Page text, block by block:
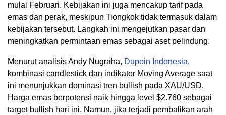
mulai Februari. Kebijakan ini juga mencakup tarif pada
emas dan perak, meskipun Tiongkok tidak termasuk dalam
kebijakan tersebut. Langkah ini mengejutkan pasar dan
meningkatkan permintaan emas sebagai aset pelindung.
Menurut analisis Andy Nugraha, Dupoin Indonesia,
kombinasi candlestick dan indikator Moving Average saat
ini menunjukkan dominasi tren bullish pada XAU/USD.
Harga emas berpotensi naik hingga level $2.760 sebagai
target bullish hari ini. Namun, jika terjadi pembalikan arah